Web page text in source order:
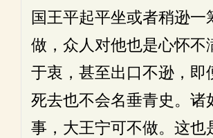
国王平起平坐或者稍逊一
做，众人对他也是心怀不
于衷，甚至出口不逊，即
死去也不会名垂青史。诸
事，大王宁可不做。这也